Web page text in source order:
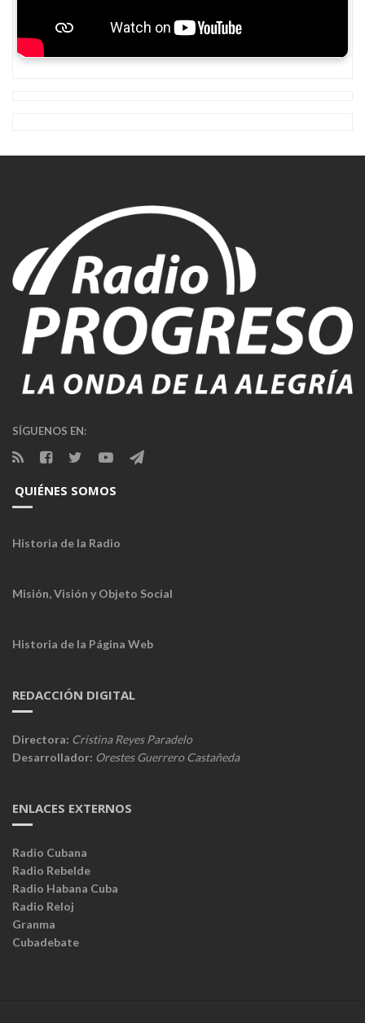
SÍGUENOS EN:
QUIÉNES SOMOS
Historia de la Radio
Misión, Visión y Objeto Social
Historia de la Página Web
REDACCIÓN DIGITAL
Directora: Cristina Reyes Paradelo
Desarrollador: Orestes Guerrero Castañeda
ENLACES EXTERNOS
Radio Cubana
Radio Rebelde
Radio Habana Cuba
Radio Reloj
Granma
Cubadebate